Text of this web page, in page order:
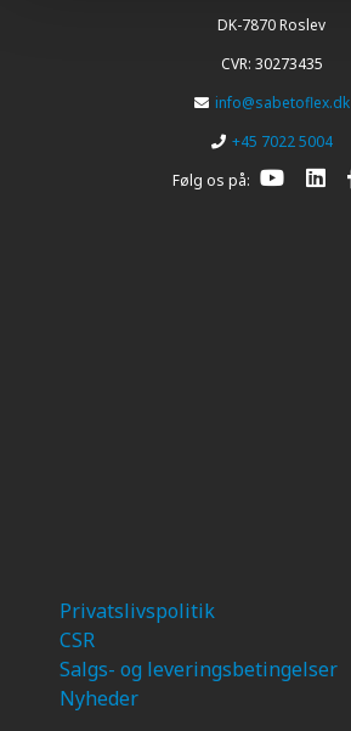
DK-7870 Roslev
CVR: 30273435
info@sabetoflex.dk
+45 7022 5004
Følg os på:
Privatslivspolitik
CSR
Salgs- og leveringsbetingelser
Nyheder